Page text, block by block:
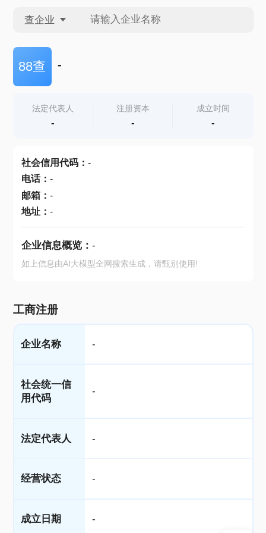
查企业
查企业
查产地
88查 -
法定代表人
-
注册资本
-
成立时间
-
社会信用代码： -
电话： -
邮箱： -
地址： -
企业信息概览： -
如上信息由AI大模型全网搜索生成，请甄别使用!
工商注册
企业名称 -
社会统一信
用代码
-
法定代表人 -
经营状态 -
成立日期 -